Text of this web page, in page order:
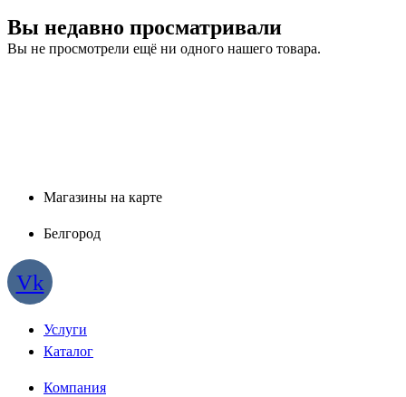
Вы недавно просматривали
Вы не просмотрели ещё ни одного нашего товара.
Магазины на карте
Белгород
Vk
Услуги
Каталог
Компания